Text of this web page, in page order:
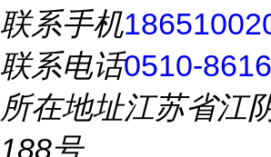
联系手机
联系电话0510-
所在地址江苏省江
188号